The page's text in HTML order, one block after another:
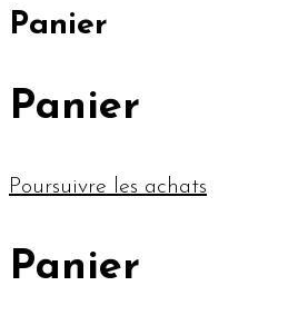
Panier
Panier
Poursuivre les achats
Panier